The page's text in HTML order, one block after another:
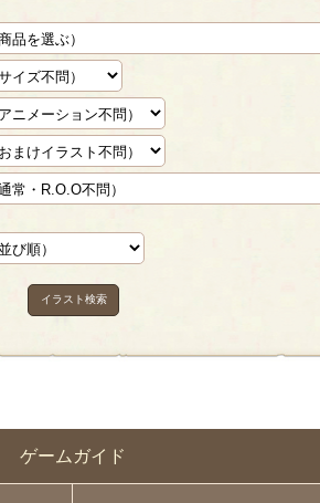
ゲームガイド
イラスト検索